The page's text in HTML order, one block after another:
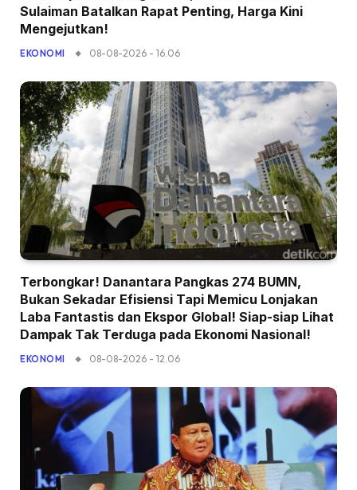
Sulaiman Batalkan Rapat Penting, Harga Kini
Mengejutkan!
EKONOMI 08-08-2026 - 16.06
Terbongkar! Danantara Pangkas 274 BUMN,
Bukan Sekadar Efisiensi Tapi Memicu Lonjakan
Laba Fantastis dan Ekspor Global! Siap-siap Lihat
Dampak Tak Terduga pada Ekonomi Nasional!
EKONOMI 08-08-2026 - 12.06